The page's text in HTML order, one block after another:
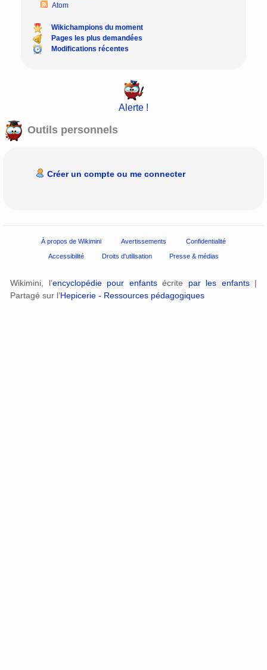
Atom
Wikichampions du moment
Pages les plus demandées
Modifications récentes
Alerte !
Outils personnels
Créer un compte ou me connecter
À propos de Wikimini Avertissements Confidentialité
Accessibilité Droits d'utilisation Presse & médias
Wikimini, l’encyclopédie pour enfantsécrite par les enfants|
Partagé sur l’Hepicerie - Ressources pédagogiques